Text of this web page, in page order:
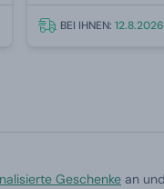
BEI IHNEN: 12.8.2026
Geschenke an